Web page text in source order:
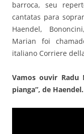
barroca, seu
cantatas para
Haendel,
Marian foi
italiano Corriere
Vamos ouvir Radu
pianga”, de Haendel.